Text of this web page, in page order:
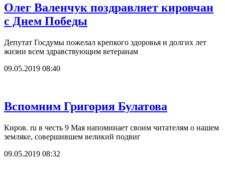
Олег Валенчук поздравляет кировчан
с Днем Победы
Депутат Госдумы пожелал крепкого здоровья и долгих лет
жизни всем здравствующим ветеранам
09.05.2019 08:40
Вспомним Григория Булатова
Киров. ru в честь 9 Мая напоминает своим читателям о нашем
земляке, совершившем великий подвиг
09.05.2019 08:32